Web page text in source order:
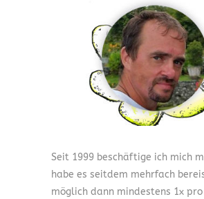
Seit 1999 beschäftige ich mich
habe es seitdem mehrfach
möglich dann mindestens 1x pro